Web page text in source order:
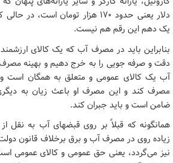
دلار یعنی حدود ۱۷۰ هزار تومان
یک دهم این رقم هم نیست.
بنابراین باید در مصرف آب که یک کالای
دقت و صرفه جویی را به خرج دهیم و بهینه
آب یک کالای عمومی و متعلق به همگان است
مصرف کند و این مصرف او باعث زیان به
ضامن است و باید جبران کند.
همانگونه که قبلاً بر روی قبضهای آب به نقل
زیاده روی در مصرف آب و برق برخلاف قانون
نیز می‌گردد، یعنی حق عمومی و کالای عمومی